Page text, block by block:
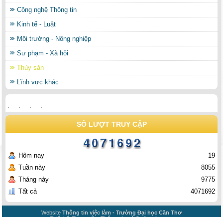
Công nghệ Thông tin
Kinh tế - Luật
Môi trường - Nông nghiệp
Sư phạm - Xã hội
Thủy sản
Lĩnh vực khác
SỐ LƯỢT TRUY CẬP
Hôm nay
Tuần này
Tháng này
Tất cả
19
8055
9775
4071692
Website Thông tin việc làm - Trường Đại học Cần Thơ